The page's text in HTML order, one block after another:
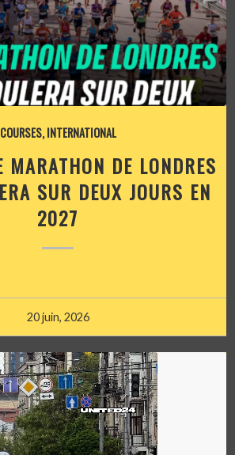
COURSES,INTERNATIONAL
MARATHON DE LONDRES
SUR DEUX JOURS EN
2027
20 juin, 2026